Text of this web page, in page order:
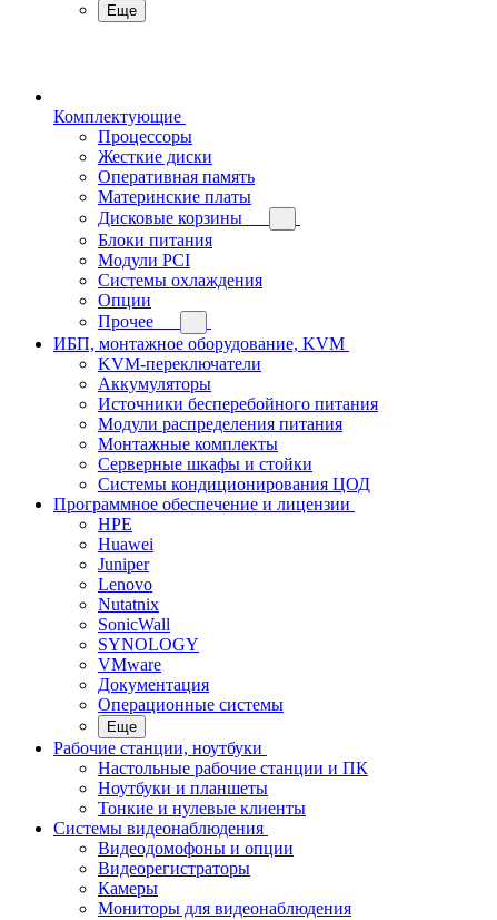
Еще
Комплектующие
Процессоры
Жесткие диски
Оперативная память
Материнские платы
Дисковые корзины
Блоки питания
Модули PCI
Системы охлаждения
Опции
Прочее
ИБП, монтажное оборудование, KVM
KVM-переключатели
Аккумуляторы
Источники бесперебойного питания
Модули распределения питания
Монтажные комплекты
Серверные шкафы и стойки
Системы кондиционирования ЦОД
Программное обеспечение и лицензии
HPE
Huawei
Juniper
Lenovo
Nutatnix
SonicWall
SYNOLOGY
VMware
Документация
Операционные системы
Еще
Рабочие станции, ноутбуки
Настольные рабочие станции и ПК
Ноутбуки и планшеты
Тонкие и нулевые клиенты
Системы видеонаблюдения
Видеодомофоны и опции
Видеорегистраторы
Камеры
Мониторы для видеонаблюдения